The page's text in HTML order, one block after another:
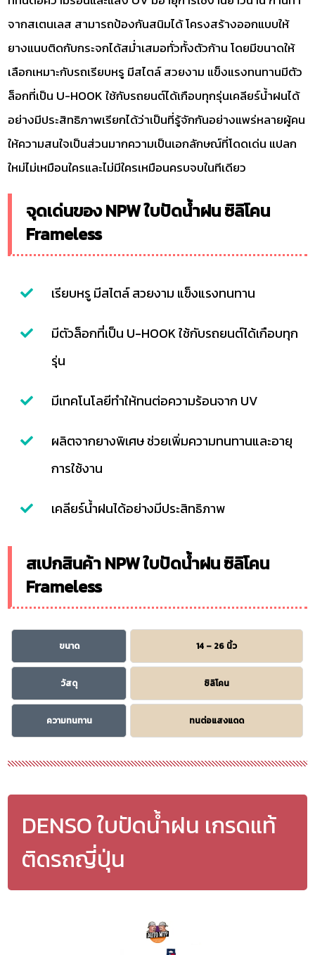
จากสเตนเลส สามารถป้องกันสนิมได้ โครงสร้างออกแบบให้
ยางแนบติดกับกระจกได้สม่ำเสมอทั่วทั้งตัวก้าน โดยมีขนาดให้
เลือกเหมาะกับรถเรียบหรู มีสไตล์ สวยงาม แข็งแรงทนทานมีตัว
ล็อกที่เป็น U-HOOK ใช้กับรถยนต์ได้เกือบทุกรุ่นเคลียร์น้ำฝนได้
อย่างมีประสิทธิภาพเรียกได้ว่าเป็นที่รู้จักกันอย่างแพร่หลายผู้คน
ให้ความสนใจเป็นส่วนมากความเป็นเอกลักษณ์ที่โดดเด่น แปลก
ใหม่ไม่เหมือนใครและไม่มีใครเหมือนครบจบในทีเดียว
จุดเด่นของ NPW ใบปัดน้ำฝน ซิลิโคน
Frameless
เรียบหรู มีสไตล์ สวยงาม แข็งแรงทนทาน
มีตัวล็อกที่เป็น U-HOOK ใช้กับรถยนต์ได้เกือบทุก
รุ่น
มีเทคโนโลยีทำให้ทนต่อความร้อนจาก UV
ผลิตจากยางพิเศษ ช่วยเพิ่มความทนทานและอายุ
การใช้งาน
เคลียร์น้ำฝนได้อย่างมีประสิทธิภาพ
สเปกสินค้า NPW ใบปัดน้ำฝน ซิลิโคน
Frameless
ขนาด 14 – 26 นิ้ว
วัสดุ ซิลิโคน
ความทนทาน ทนต่อแสงแดด
DENSO ใบปัดน้ำฝน เกรดแท้
ติดรถญี่ปุ่น